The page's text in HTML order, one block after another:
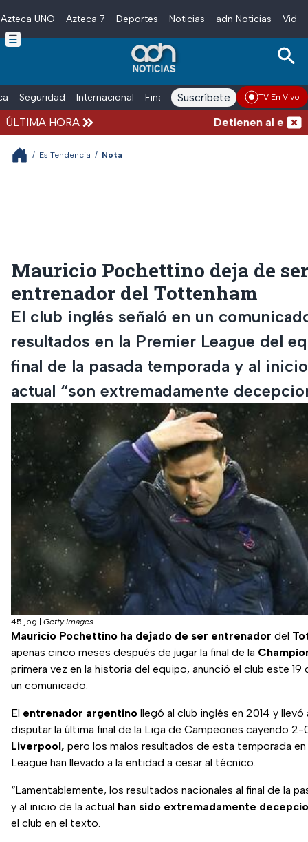
Skip to main content
Azteca UNO Azteca 7 Deportes Noticias adn Noticias
Seguridad Internacional Finanzas adn Noticias Radio
Suscríbete TV En Vivo
ÚLTIMA HORA Detienen al
/ Es Tendencia / Nota
Mauricio Pochettino deja de ser
entrenador del Tottenham
El club inglés señaló en un
resultados en la Premier League del
final de la pasada temporada y al
actual “son extremadamente
45.jpg Getty Images
Mauricio Pochettino ha dejado de ser entrenador del
apenas cinco meses después de jugar la final de la
primera vez en la historia del equipo, anunció el club este 19
un comunicado.
El entrenador argentino llegó al club inglés en 2014 y llevó
disputar la última final de la Liga de Campeones cayendo
Liverpool, pero los malos resultados de esta temporada en
League han llevado a la entidad a cesar al técnico.
“Lamentablemente, los resultados nacionales al final de la
y al inicio de la actual han sido extremadamente
el club en el texto.